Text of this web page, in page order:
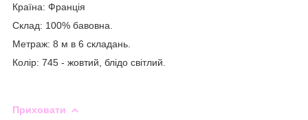
Країна: Франція
Склад: 100% бавовна.
Метраж: 8 м в 6 складань.
Колір: 745 - жовтий, блідо світлий.
Приховати